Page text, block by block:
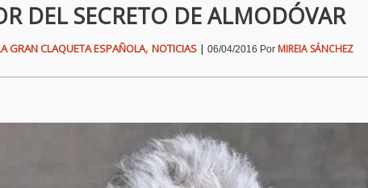
DEL SECRETO DE ALMODÓVAR
GRAN CLAQUETA ESPAÑOLA, NOTICIAS| 06/04/2016 Por MIREIA SÁNCHEZ